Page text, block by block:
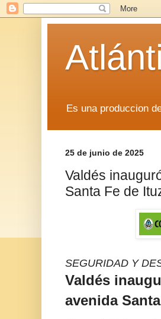
Es una produccion
25 de junio de 2025
Valdés
Santa Fe de
SEGURIDAD Y
Valdés
avenida